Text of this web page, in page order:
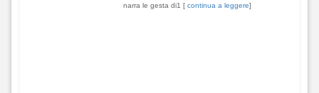
narra le gesta di1 [continua a leggere]